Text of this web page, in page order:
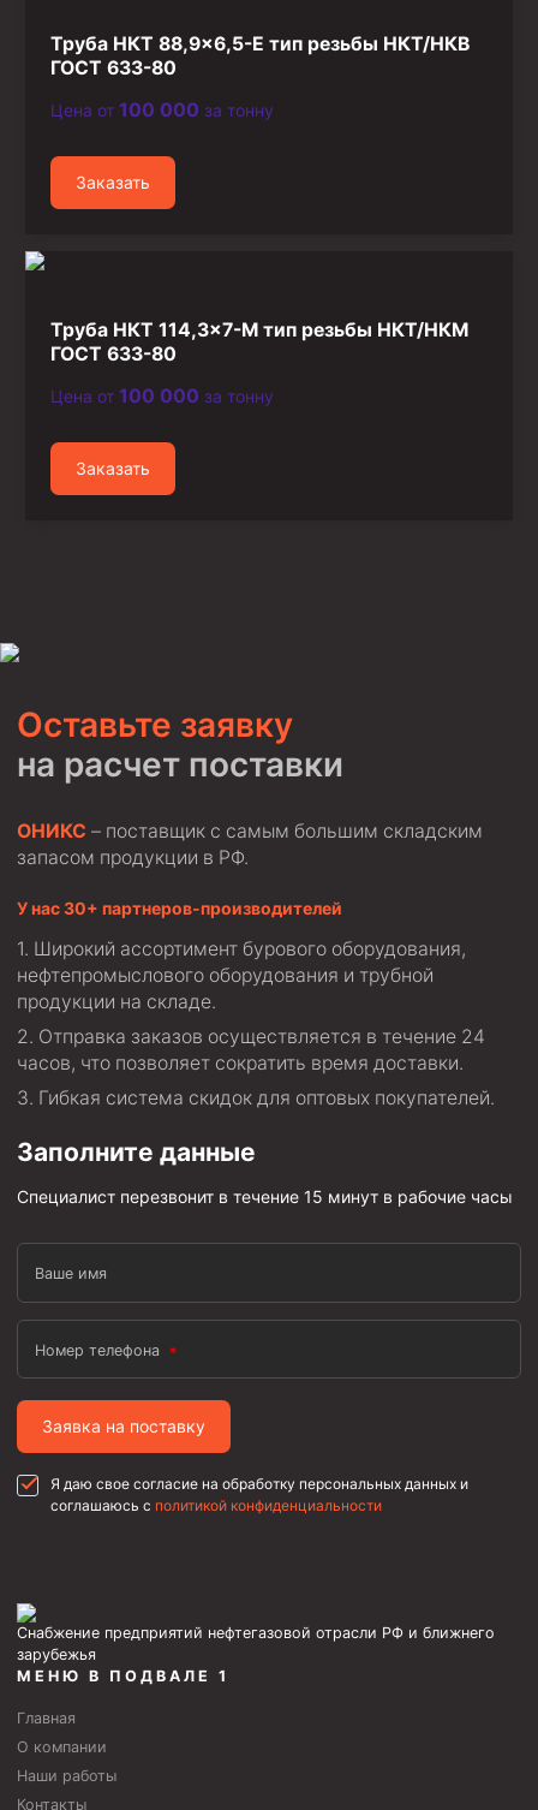
Труба НКТ 88,9×6,5-Е тип резьбы НКТ/НКВ
ГОСТ 633-80
Цена от 100 000 за тонну
Заказать
Труба НКТ 114,3×7-М тип резьбы НКТ/НКМ
ГОСТ 633-80
Цена от 100 000 за тонну
Заказать
Оставьте заявку
на расчет поставки
ОНИКС – поставщик с самым большим складским
запасом продукции в РФ.
У нас 30+ партнеров-производителей
Широкий ассортимент бурового оборудования,
нефтепромыслового оборудования и трубной
продукции на складе.
Отправка заказов осуществляется в течение 24
часов, что позволяет сократить время доставки.
Гибкая система скидок для оптовых покупателей.
Заполните данные
Специалист перезвонит в течение 15 минут в рабочие часы
Ваше имя
Номер телефона
Заявка на поставку
Я даю свое согласие на обработку персональных данных и
соглашаюсь с политикой конфиденциальности
Снабжение предприятий нефтегазовой отрасли РФ и ближнего
зарубежья
МЕНЮ В ПОДВАЛЕ 1
Главная
О компании
Наши работы
Контакты